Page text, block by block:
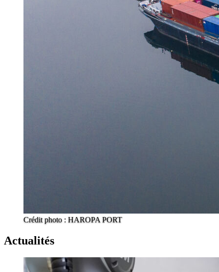
Crédit photo : HAROPA PORT
Actualités